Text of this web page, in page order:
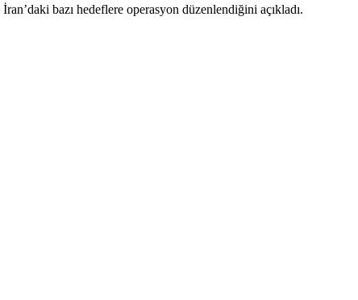
bazı hedeflere operasyon düzenlendiğini açıkladı.